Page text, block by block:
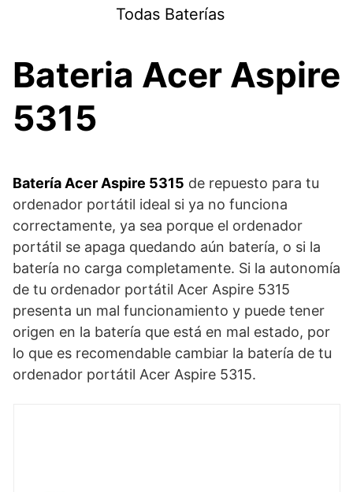
Todas Baterías
Bateria Acer Aspire
5315
Batería Acer Aspire 5315 de repuesto para tu
ordenador portátil ideal si ya no funciona
correctamente, ya sea porque el ordenador
portátil se apaga quedando aún batería, o si la
batería no carga completamente. Si la autonomía
de tu ordenador portátil Acer Aspire 5315
presenta un mal funcionamiento y puede tener
origen en la batería que está en mal estado, por
lo que es recomendable cambiar la batería de tu
ordenador portátil Acer Aspire 5315.